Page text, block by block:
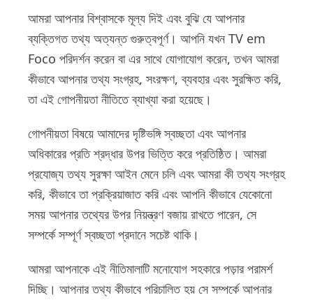
আমরা আপনার বিশ্বাসকে মূল্য দিই এবং বুঝি যে আপনার
ব্যক্তিগত তথ্য অত্যন্ত গুরুত্বপূর্ণ। আপনি যখন TV em
Foco পরিদর্শন করেন বা এর সাথে যোগাযোগ করেন, তখন আমরা
কীভাবে আপনার তথ্য সংগ্রহ, সংরক্ষণ, ব্যবহার এবং সুরক্ষিত করি,
তা এই গোপনীয়তা নীতিতে ব্যাখ্যা করা হয়েছে।
গোপনীয়তা বিষয়ে আমাদের দৃষ্টিভঙ্গি স্বচ্ছতা এবং আপনার
অধিকারের প্রতি শ্রদ্ধার উপর ভিত্তি করে প্রতিষ্ঠিত। আমরা
প্রযোজ্য তথ্য সুরক্ষা আইন মেনে চলি এবং আমরা কী তথ্য সংগ্রহ
করি, কীভাবে তা প্রক্রিয়াজাত করি এবং আপনি কীভাবে যেকোনো
সময় আপনার তথ্যের উপর নিয়ন্ত্রণ বজায় রাখতে পারেন, সে
সম্পর্কে সম্পূর্ণ স্বচ্ছতা প্রদানে সচেষ্ট থাকি।
আমরা আপনাকে এই নীতিমালাটি মনোযোগ সহকারে পড়ার পরামর্শ
দিচ্ছি। আপনার তথ্য কীভাবে পরিচালিত হয় সে সম্পর্কে আপনার